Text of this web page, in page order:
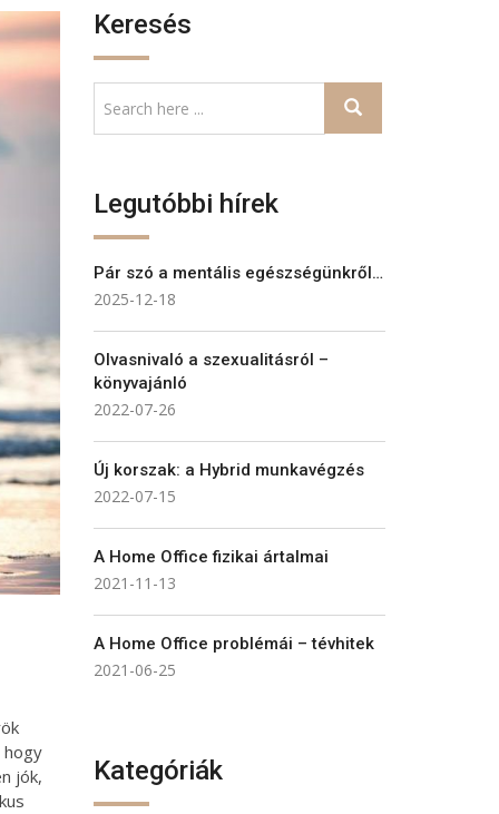
hogy
jók,
Keresés
Legutóbbi hírek
Pár szó a mentális egészségünkről…
2025-12-18
Olvasnivaló a szexualitásról –
könyvajánló
2022-07-26
Új korszak: a Hybrid munkavégzés
2022-07-15
A Home Office fizikai ártalmai
2021-11-13
A Home Office problémái – tévhitek
2021-06-25
Kategóriák